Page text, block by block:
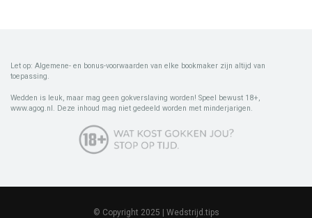
Let op: Algemene- en bonus-voorwaarden van elke bookmaker zijn altijd van
toepassing.
Wedden is leuk, maar mag geen gokverslaving worden! Speel bewust 18+,
www.agog.nl. Deze inhoud mag niet gedeeld worden met minderjarigen.
© Copyright 2025 | Wedstrijd.tips